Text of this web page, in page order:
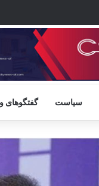
سیاست گفتگوهای